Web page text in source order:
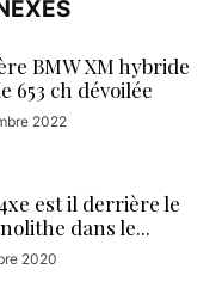
BMW XM hybride
653 ch dévoilée
2022
est il derrière le
dans le...
2020